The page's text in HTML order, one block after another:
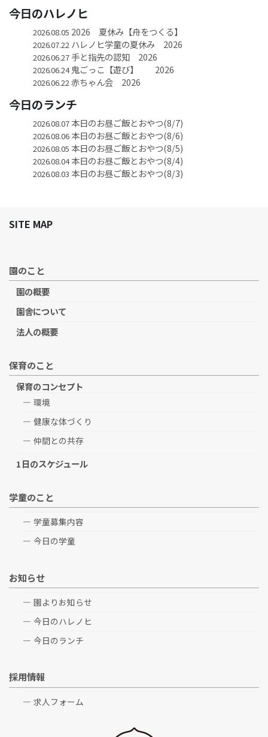
今日のハレノヒ
2026.08.05 2026 夏休み【舟をつくる】
2026.07.22 ハレノヒ学童の夏休み 2026
2026.06.27手と指先の認知 2026
2026.06.24鬼ごっこ【遊び】 2026
2026.06.22赤ちゃん会 2026
今日のランチ
2026.08.07本日のお昼ご飯とおやつ(8/7)
2026.08.06本日のお昼ご飯とおやつ(8/6)
2026.08.05 本日のお昼ご飯とおやつ(8/5)
2026.08.04本日のお昼ご飯とおやつ(8/4)
2026.08.03 本日のお昼ご飯とおやつ(8/3)
SITE MAP
園のこと
園の概要
園舎について
法人の概要
保育のこと
保育のコンセプト
環境
健康な体づくり
仲間との共存
1日のスケジュール
学童のこと
学童募集内容
今日の学童
お知らせ
園よりお知らせ
今日のハレノヒ
今日のランチ
採用情報
求人フォーム